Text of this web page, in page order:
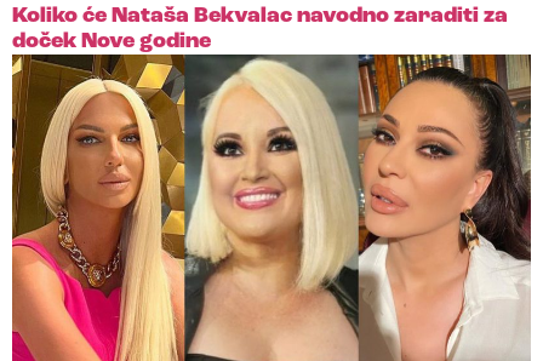
Koliko će Nataša Bekvalac navodno zaraditi za
doček Nove godine